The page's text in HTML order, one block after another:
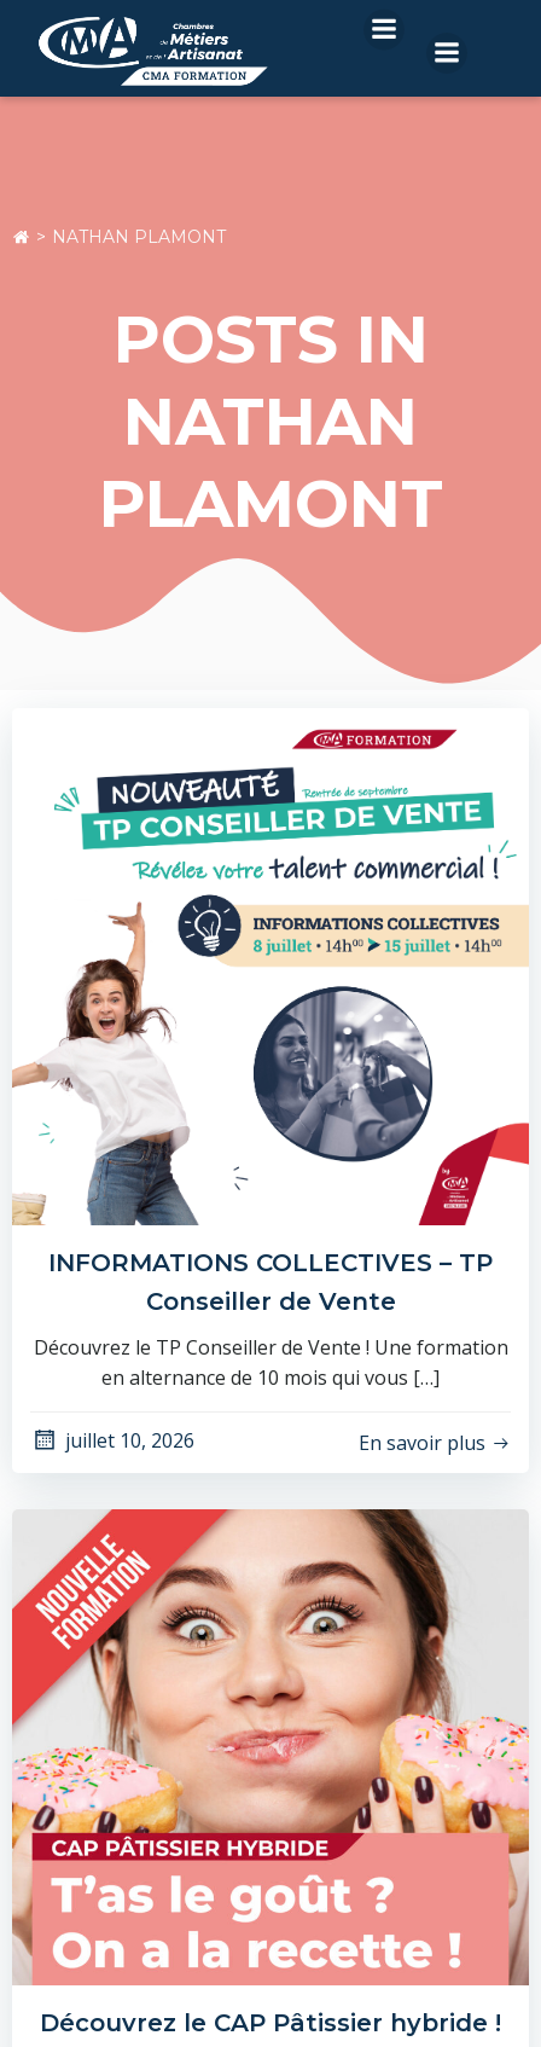
NATHAN PLAMONT
POSTS IN
NATHAN
PLAMONT
INFORMATIONS COLLECTIVES – TP
Conseiller de Vente
Découvrez le TP Conseiller de Vente ! Une formation
en alternance de 10 mois qui vous […]
juillet 10, 2026 En savoir plus
Découvrez le CAP Pâtissier hybride !